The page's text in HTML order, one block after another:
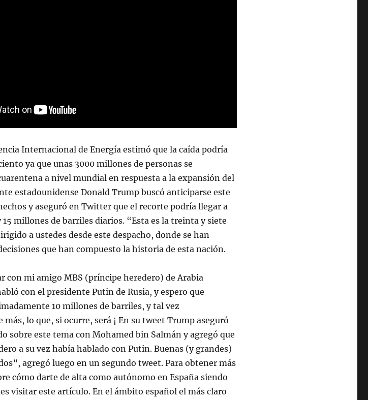
Internacional de Energía estimó que la caída podría
ya que unas 3000 millones de personas se
a nivel mundial en respuesta a la expansión del
estadounidense Donald Trump buscó anticiparse este
y aseguró en Twitter que el recorte podría llegar a
15 millones de barriles diarios. “Esta es la treinta y siete
a ustedes desde este despacho, donde se han
que han compuesto la historia de esta nación.
con mi amigo MBS (príncipe heredero) de Arabia
con el presidente Putin de Rusia, y espero que
10 millones de barriles, y tal vez
lo que, si ocurre, será ¡ En su tweet Trump aseguró
sobre este tema con Mohamed bin Salmán y agregó que
a su vez había hablado con Putin. Buenas (y grandes)
agregó luego en un segundo tweet. Para obtener más
cómo darte de alta como autónomo en España siendo
visitar este artículo. En el ámbito español el más claro